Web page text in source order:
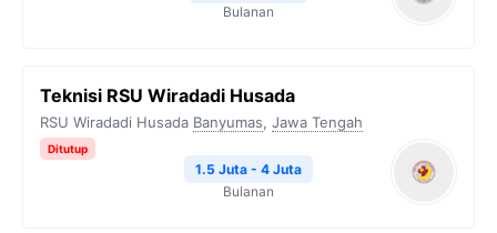
Bulanan
Teknisi RSU Wiradadi Husada
RSU Wiradadi Husada Banyumas, Jawa Tengah
Ditutup
1.5 Juta - 4 Juta
Bulanan